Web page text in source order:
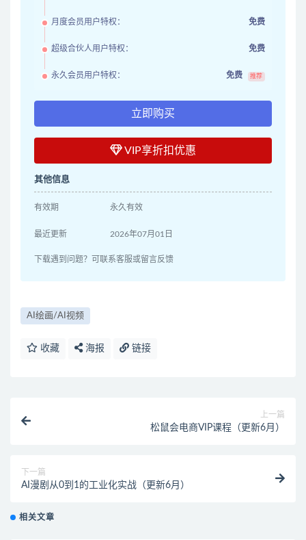
月度会员用户特权： 免费
超级合伙人用户特权： 免费
永久会员用户特权： 免费 推荐
立即购买
VIP享折扣优惠
其他信息
有效期 永久有效
最近更新 2026年07月01日
下载遇到问题？可联系客服或留言反馈
AI绘画/AI视频
收藏 海报 链接
上一篇
松鼠会电商VIP课程（更新6月）
下一篇
AI漫剧从0到1的工业化实战（更新6月）
相关文章